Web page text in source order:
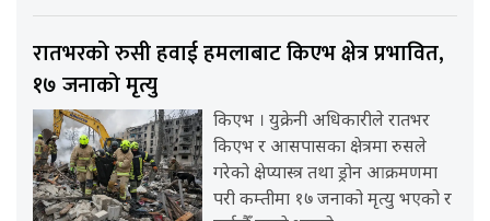
रातभरको रुसी हवाई हमलाबाट किएभ क्षेत्र प्रभावित,
१७ जनाको मृत्यु
किएभ । युक्रेनी अधिकारीले रातभर
किएभ र आसपासका क्षेत्रमा रुसले
गरेको क्षेप्यास्त्र तथा ड्रोन आक्रमणमा
परी कम्तीमा १७ जनाको मृत्यु भएको र